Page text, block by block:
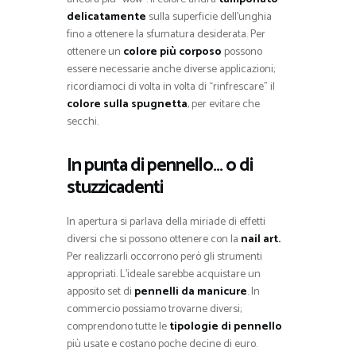
delicatamente sulla superficie dell’unghia
fino a ottenere la sfumatura desiderata. Per
ottenere un colore più corposo possono
essere necessarie anche diverse applicazioni;
ricordiamoci di volta in volta di “rinfrescare” il
colore sulla spugnetta, per evitare che
secchi.
In punta di pennello… o di
stuzzicadenti
In apertura si parlava della miriade di effetti
diversi che si possono ottenere con la nail art.
Per realizzarli occorrono però gli strumenti
appropriati. L’ideale sarebbe acquistare un
apposito set di pennelli da manicure. In
commercio possiamo trovarne diversi;
comprendono tutte letipologie di pennello
più usate e costano poche decine di euro.